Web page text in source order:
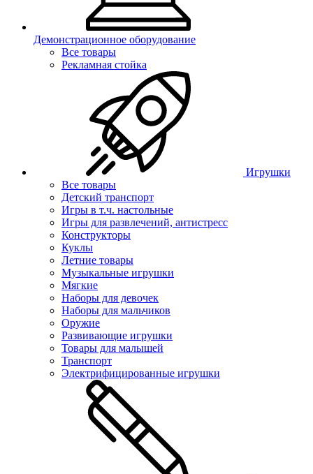
Демонстрационное оборудование
Все товары
Рекламная стойка
Игрушки
Все товары
Детский транспорт
Игры в т.ч. настольные
Игры для развлечений, антистресс
Конструкторы
Куклы
Летние товары
Музыкальные игрушки
Мягкие
Наборы для девочек
Наборы для мальчиков
Оружие
Развивающие игрушки
Товары для малышей
Транспорт
Электрифицированные игрушки